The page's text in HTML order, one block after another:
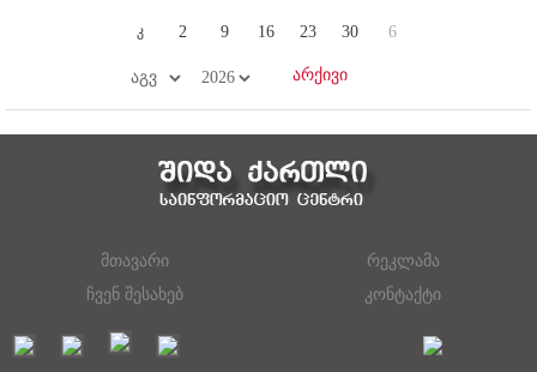
კ 2 9 16 23 30 6
მთავარი
რეკლამა
ჩვენ შესახებ
კონტაქტი